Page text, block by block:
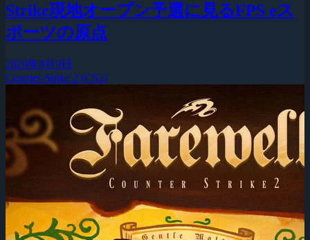
Strike現地オープン予選に見るFPS eス
ポーツの原点
2026年8月9日
Counter-Strike 2 (CS2)